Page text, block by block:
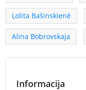
Lolita Bašinskienė
Alina Bobrovskaja
Informacija